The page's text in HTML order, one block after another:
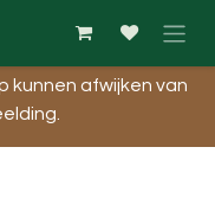
kunnen afwijken van